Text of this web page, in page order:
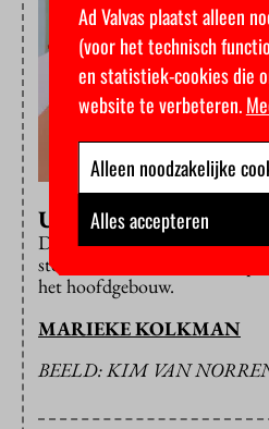
Update:
De verdwenen kunstwerken
stonden in een bezemkast op
het hoofdgebouw.
MARIEKE KOLKMAN
BEELD: KIM VAN
Ad Valvas plaatst alleen
(voor het technisch
en statistiek-cookies die
website te verbeteren.
Alleen noodzakelijke
Alles accepteren